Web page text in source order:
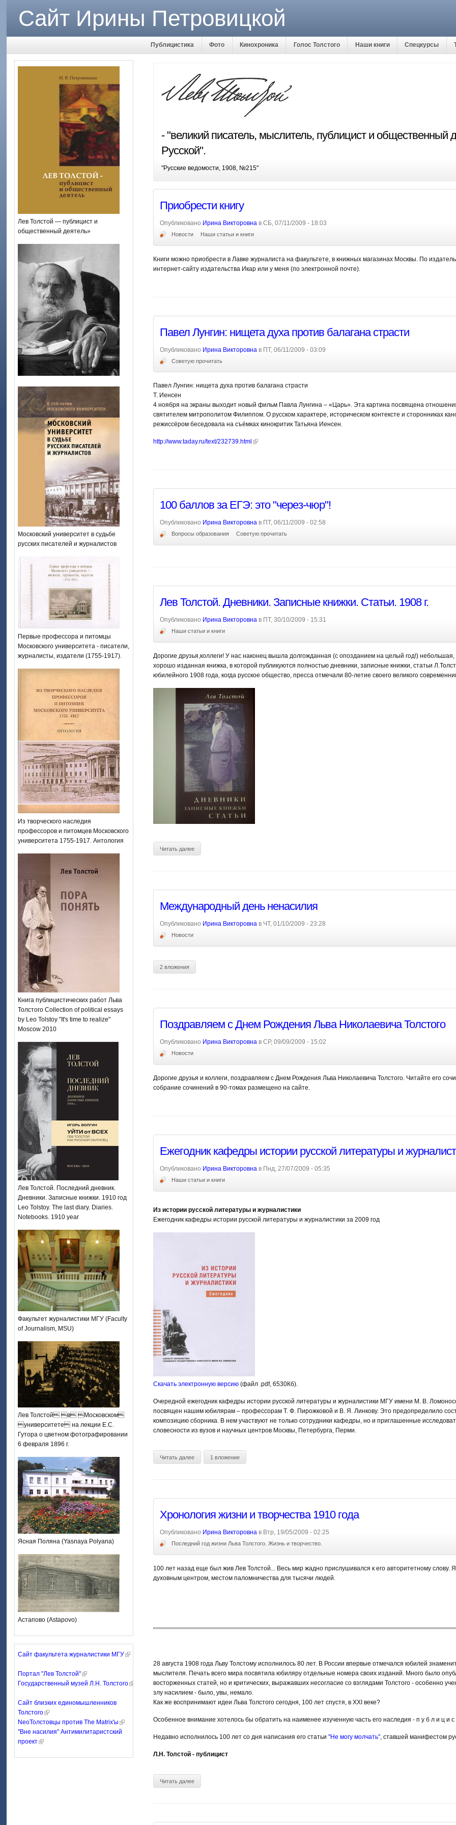
Сайт Ирины Петровицкой
Публицистика Фото Кинохроника Голос Толстого Наши книги Спецкурсы
Лев Толстой — публицист и
общественный деятель»
Московский университет в судьбе
русских писателей и журналистов
Первые профессора и питомцы
Московского университета - писатели,
журналисты, издатели (1755-1917).
Из творческого наследия
профессоров и питомцев Московского
университета 1755-1917. Антология
Книга публицистических работ Льва
Толстого Collection of political essays
by Leo Tolstoy "It's time to realize"
Moscow 2010
Лев Толстой. Последний дневник.
Дневники. Записные книжки. 1910 год
Leo Tolstoy. The last diary. Diaries.
Notebooks. 1910 year
Факультет журналистики МГУ (Faculty
of Journalism, MSU)
Лев Толстой в Московском
университете на лекции Е.С.
Гутора о цветном фотографировании
6 февраля 1896 г.
Ясная Поляна (Yasnaya Polyana)
Астапово (Astapovo)
Сайт факультета журналистики МГУ
Портал "Лев Толстой"
Государственный музей Л.Н. Толстого
Сайт близких единомышленников
Толстого
NeoТолстовцы против The Matrix'ы
"Вне насилия" Антимилитаристский
проект
- "великий писатель, мыслитель, публицист и общественный
Русской".
"Русские ведомости, 1908, №215"
Приобрести книгу
Опубликовано Ирина Викторовнав СБ, 07/11/2009 - 18:03
Новости Наши статьи и книги
Книги можно приобрести в Лавке журналиста на факультете, в книжных магазинах Москвы. По
интернет-сайту издательства Икар или у меня (по электронной почте).
Павел Лунгин: нищета духа против балагана страсти
Опубликовано Ирина Викторовнав ПТ, 06/11/2009 - 03:09
Советую прочитать
Павел Лунгин: нищета духа против балагана страсти
Т. Иенсен
4 ноября на экраны выходит новый фильм Павла Лунгина – «Царь». Эта картина посвящена
святителем митрополитом Филиппом. О русском характере, историческом контексте и сторонниках
режиссёром беседовала на съёмках кинокритик Татьяна Иенсен.
http://www.taday.ru/text/232739.html
100 баллов за ЕГЭ: это "через-чюр"!
Опубликовано Ирина Викторовнав ПТ, 06/11/2009 - 02:58
Вопросы образования Советую прочитать
Лев Толстой. Дневники. Записные книжки. Статьи. 1908 г.
Опубликовано Ирина Викторовнав ПТ, 30/10/2009 - 15:31
Наши статьи и книги
Дорогие друзья,коллеги! У нас наконец вышла долгожданная (с опозданием на целый год!)
хорошо изданная книжка, в которой публикуются полностью дневники, записные книжки, статьи
юбилейного 1908 года, когда русское общество, пресса отмечали 80-летие своего великого
Читать далее
Международный день ненасилия
Опубликовано Ирина Викторовнав ЧТ, 01/10/2009 - 23:28
Новости
2 вложения
Поздравляем с Днем Рождения Льва Николаевича Толстого
Опубликовано Ирина Викторовнав СР, 09/09/2009 - 15:02
Новости
Дорогие друзья и коллеги, поздравляем с Днем Рождения Льва Николаевича Толстого. Читайте его
собрание сочинений в 90-томах размещено на сайте.
Ежегодник кафедры истории русской литературы и
Опубликовано Ирина Викторовнав Пнд, 27/07/2009 - 05:35
Наши статьи и книги
Из истории русской литературы и журналистики
Ежегодник кафедры истории русской литературы и журналистики за 2009 год
Скачать электронную версию(файл .pdf, 6530Кб).
Очередной ежегодник кафедры истории русской литературы и журналистики МГУ имени М. В.
посвящен нашим юбилярам – профессорам Т. Ф. Пирожковой и В. Я. Линкову. Это предопределило
композицию сборника. В нем участвуют не только сотрудники кафедры, но и приглашенные
словесности из вузов и научных центров Москвы, Петербурга, Перми.
Читать далее 1 вложение
Хронология жизни и творчества 1910 года
Опубликовано Ирина Викторовнав Втр, 19/05/2009 - 02:25
Последний год жизни Льва Толстого. Жизнь и творчество.
100 лет назад еще был жив Лев Толстой... Весь мир жадно прислушивался к его авторитетному слову.
духовным центром, местом паломничества для тысячи людей.
28 августа 1908 года Льву Толстому исполнилось 80 лет. В России впервые отмечался юбилей
мыслителя. Печать всего мира посвятила юбиляру отдельные номера своих изданий. Много было
восторженных статей, но и критических, выражавших несогласие со взглядами Толстого - особенно
злу насилием - было, увы, немало.
Как же воспринимают идеи Льва Толстого сегодня, 100 лет спустя, в ХХI веке?
Особенное внимание хотелось бы обратить на наименее изученную часть его наследия - п у б л и ц и с
Недавно исполнилось 100 лет со дня написания его статьи "Не могу молчать", ставшей манифестом
Л.Н. Толстой - публицист
Читать далее